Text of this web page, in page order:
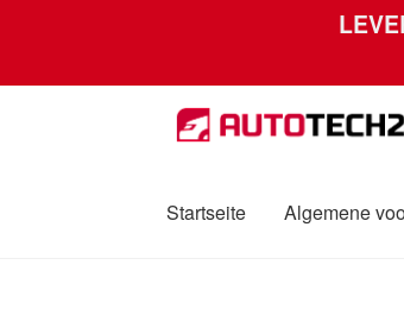
Ga
door
navigatie
Ga
naar
inhoud
Startseite Algemene